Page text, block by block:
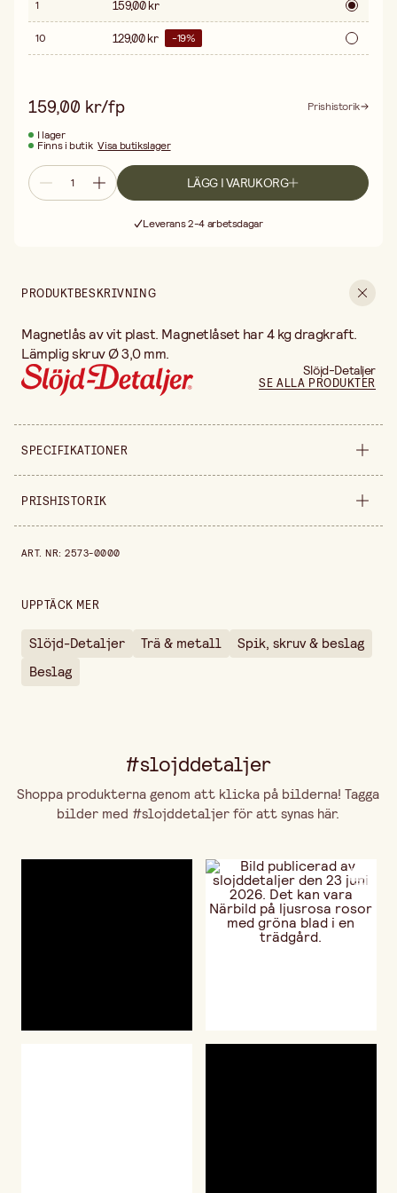
1 159,00 kr
10 129,00 kr -19%
159,00 kr/fp
Prishistorik
I lager
Finns i butik Visa butikslager
LÄGG I VARUKORG
Leverans 2-4 arbetsdagar
PRODUKTBESKRIVNING
Magnetlås av vit plast. Magnetlåset har 4 kg dragkraft.
Lämplig skruv Ø 3,0 mm.
Slöjd-Detaljer
SE ALLA PRODUKTER
SPECIFIKATIONER
Säljs i förpackning
Förpackningsmängd
PRISHISTORIK
ART. NR:2573-0000
UPPTÄCK MER
Slöjd-Detaljer Trä & metall
Spik, skruv & beslag
Beslag
#slojddetaljer
Shoppa produkterna genom att klicka på bilderna! Tagga
bilder med #slojddetaljer för att synas här.